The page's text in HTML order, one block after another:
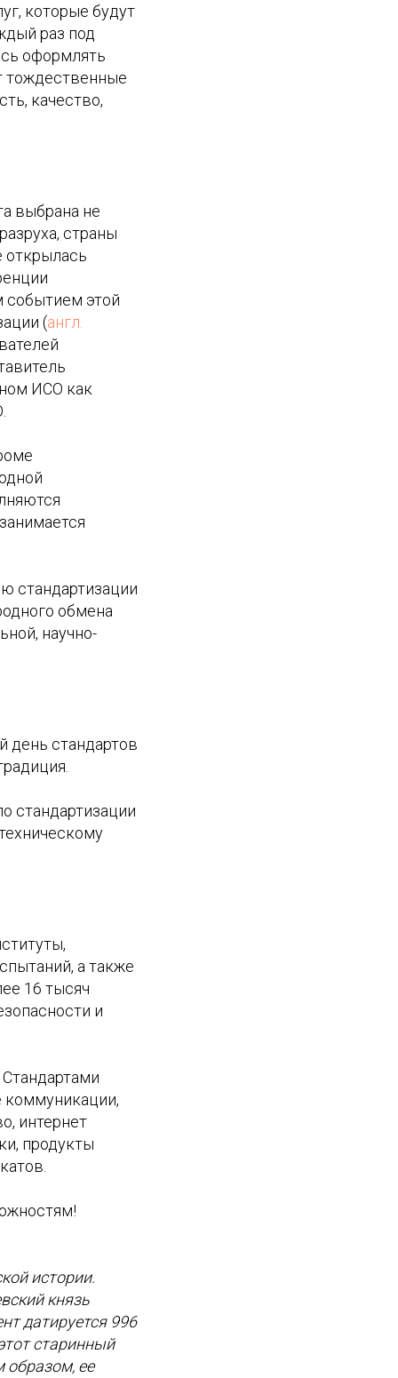
которые будут
раз под
оформлять
тождественные
качество,
выбрана не
страны
открылась
событием этой
(англ.
ИСО как
стандартизации
обмена
научно-
день стандартов
стандартизации
а также
16 тысяч
и
коммуникации,
интернет
продукты
истории.
князь
датируется 996
старинный
образом, ее